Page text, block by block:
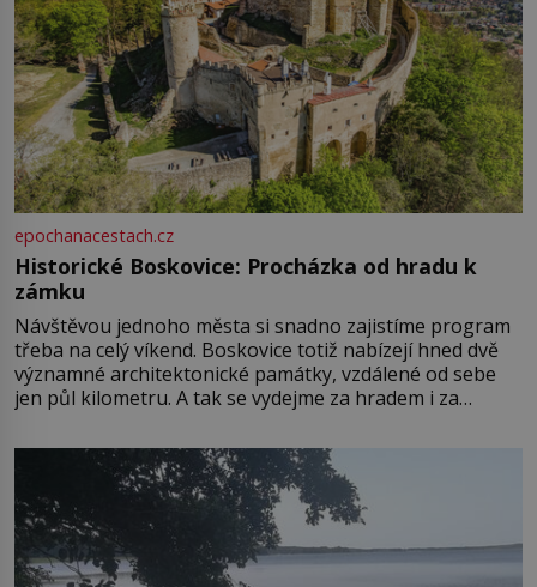
epochanacestach.cz
Historické Boskovice: Procházka od hradu k
zámku
Návštěvou jednoho města si snadno zajistíme program
třeba na celý víkend. Boskovice totiž nabízejí hned dvě
významné architektonické památky, vzdálené od sebe
jen půl kilometru. A tak se vydejme za hradem i za
Boskovice na okraji Drahanské vrchoviny vznikla někdy
ve13. století, a už v roce 1313 kronikáři zaznamenali